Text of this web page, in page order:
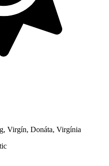
Virgín, Donáta, Virgínia